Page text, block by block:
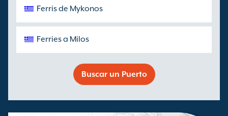
Ferris de Mykonos
Ferries a Milos
Buscar un Puerto